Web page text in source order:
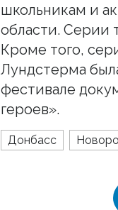
школьникам и
области. Серии
Кроме того,
Лундстерма
фестивале
героев».
Донбасс